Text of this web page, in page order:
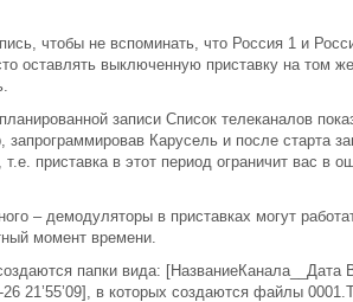
чтобы не вспоминать, что Россия 1 и
оставлять выключенную приставку на том
записи Список телеканалов
запрограммировав Карусель и после старта
т.е. приставка в этот период ограничит вас в
– демодуляторы в приставках могут
момент времени.
папки вида:
21’55’09], в которых создаются файлы